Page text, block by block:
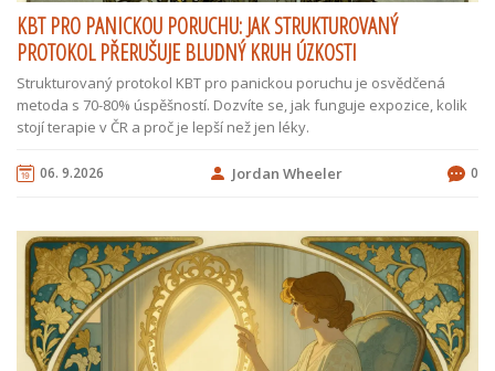
KBT PRO PANICKOU PORUCHU: JAK STRUKTUROVANÝ
PROTOKOL PŘERUŠUJE BLUDNÝ KRUH ÚZKOSTI
Strukturovaný protokol KBT pro panickou poruchu je osvědčená
metoda s 70-80% úspěšností. Dozvíte se, jak funguje expozice, kolik
stojí terapie v ČR a proč je lepší než jen léky.
06. 9.2026 Jordan Wheeler 0